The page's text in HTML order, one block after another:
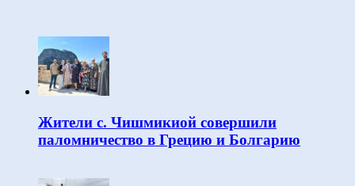
Жители с. Чишмикиой совершили
паломничество в Грецию и Болгарию